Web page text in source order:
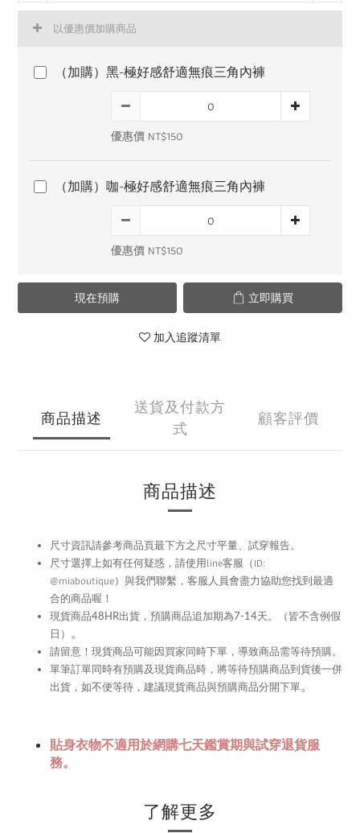
以優惠價加購商品
（加購）黑-極好感舒適無痕三角內褲
優惠價 NT$150
（加購）咖-極好感舒適無痕三角內褲
優惠價 NT$150
現在預購 立即購買
加入追蹤清單
商品描述
送貨及付款方
式
顧客評價
商品描述
尺寸資訊請參考商品頁最下方之尺寸平量、試穿報告。
尺寸選擇上如有任何疑惑，請使用line客服（ID:
@miaboutique）與我們聯繫， 客服人員會盡力協助您找到最適
合的商品喔！
現貨商品48HR出貨，預購商品追加期為7-14天。（皆不含例假
日）
。
請留意！現貨商品可能因買家同時下單，導致商品需等待預購。
單筆訂單同時有預購及現貨商品時，將等待預購商品到貨後一併
出貨，如不便等待，建議現貨商品與預購商品分開下單。
貼身衣物不適用於網購七天鑑賞期與試穿退貨服
務。
了解更多